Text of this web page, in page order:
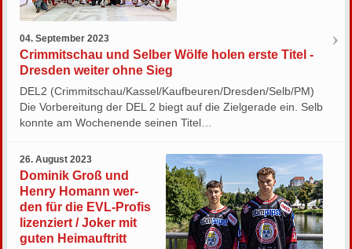
04. September 2023
Crimmitschau und Selber Wölfe holen erste Titel -
Dresden weiter ohne Sieg
DEL2 (Crimmitschau/Kassel/Kaufbeuren/Dresden/Selb/PM)
Die Vorbereitung der DEL 2 biegt auf die Zielgerade ein. Selb
konnte am Wochenende seinen Titel…
26. August 2023
Do­mi­nik Groß und
Henry Ho­mann wer­
den für die EVL-Pro­fis
li­zen­ziert / Joker mit
guten Heimauftritt